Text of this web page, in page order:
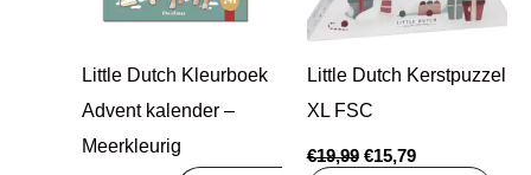
Little Dutch Kleurboek
Advent kalender –
Meerkleurig
Little Dutch Kerstpuzzel
XL FSC
€19,99 €15,79